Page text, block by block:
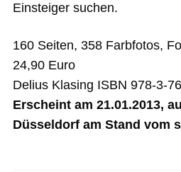
Einsteiger suchen.
160 Seiten, 358 Farbfotos,
24,90 Euro
Delius Klasing ISBN
Erscheint am 21.01.2013,
Düsseldorf am Stand vom